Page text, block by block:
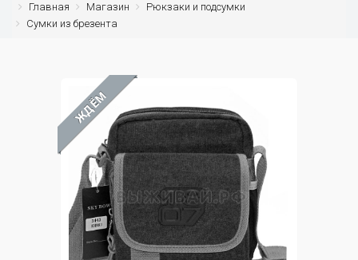
Главная Магазин
Рюкзаки и подсумки
Сумки из брезента
ЖДЁМ